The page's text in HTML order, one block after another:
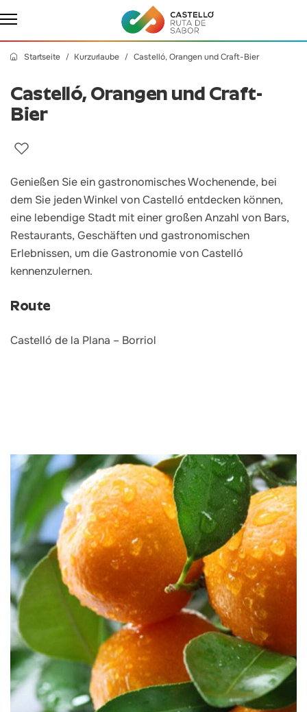
Startseite Kurzurlaube Castelló, Orangen und Craft-Bier
Castelló, Orangen und Craft-
Bier
Genießen Sie ein gastronomisches Wochenende, bei
dem Sie jeden Winkel von Castelló entdecken können,
eine lebendige Stadt mit einer großen Anzahl von Bars,
Restaurants, Geschäften und gastronomischen
Erlebnissen, um die Gastronomie von Castelló
kennenzulernen.
Route
Castelló de la Plana – Borriol